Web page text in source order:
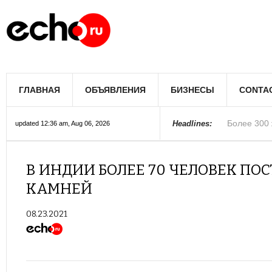
ГЛАВНАЯ ОБЪЯВЛЕНИЯ БИЗНЕСЫ
updated 12:36 am, Aug 06, 2026 Headlines:
Мэрию
Более 300
В округе
Фермеры
В Лас-
Раскрыты
Ариана
Стало
В Госдуме
В ИНДИИ БОЛЕЕ 70 ЧЕЛОВЕК
КАМНЕЙ
08.23.2021